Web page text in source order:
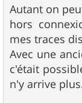
g
e
Autant on
hors
mes traces
Avec une
c'était
n'y arrive